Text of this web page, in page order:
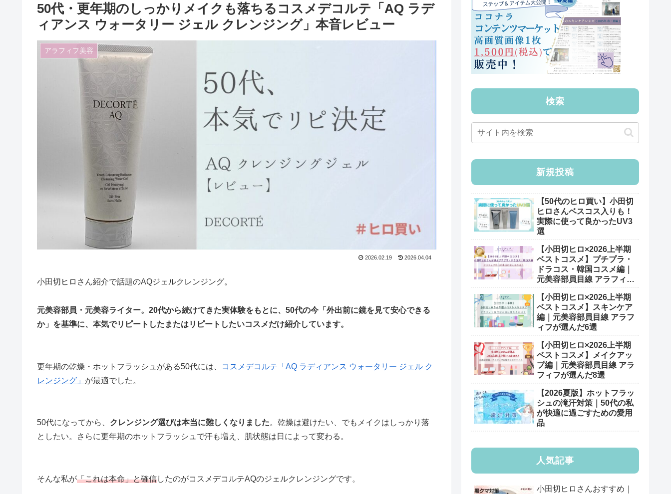
50代・更年期のしっかりメイクも落ちるコスメデコルテ「AQ ラデ
ィアンス ウォータリー ジェル クレンジング」本音レビュー
アラフィフ美容
2026.02.19 2026.04.04
小田切ヒロさん紹介で話題のAQジェルクレンジング。
元美容部員・元美容ライター。20代から続けてきた実体験をもとに、50代の今「外出前に鏡を見て安心できる
か」を基準に、本気でリピートしたまたはリピートしたいコスメだけ紹介しています。
更年期の乾燥・ホットフラッシュがある50代には、
コスメデコルテ「AQ ラディアンス ウォータリー ジェル ク
レンジング」 が最適でした。
50代になってから、 クレンジング選びは本当に難しくなりました。乾燥は避けたい、でもメイクはしっかり落
としたい。さらに更年期のホットフラッシュで汗も増え、肌状態は日によって変わる。
そんな私が「これは本命」と確信したのがコスメデコルテAQのジェルクレンジングです。
検索
新規投稿
【50代のヒロ買い】小田切
ヒロさんベスコス入りも！
実際に使って良かったUV3
選
【小田切ヒロ×2026上半期
ベストコスメ】プチプラ・
ドラコス・韓国コスメ編｜
元美容部員目線 アラフィフ
【小田切ヒロ×2026上半期
ベストコスメ】スキンケア
編｜元美容部員目線 アラフ
ィフが選んだ6選
【小田切ヒロ×2026上半期
ベストコスメ】メイクアッ
プ編｜元美容部員目線 アラ
フィフが選んだ8選
【2026夏版】ホットフラッ
シュの滝汗対策｜50代の私
が快適に過ごすための愛用
品
人気記事
小田切ヒロさんおすすめ｜